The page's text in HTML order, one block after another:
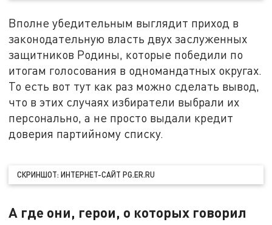
Вполне убедительным выглядит приход в
законодательную власть двух заслуженных
защитников Родины, которые победили по
итогам голосования в одномандатных округах.
То есть вот тут как раз можно сделать вывод,
что в этих случаях избиратели выбрали их
персонально, а не просто выдали кредит
доверия партийному списку.
СКРИНШОТ: ИНТЕРНЕТ-САЙТ PG.ER.RU
А где они, герои, о которых говорил